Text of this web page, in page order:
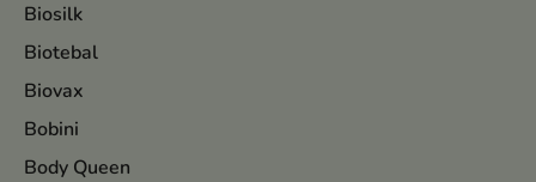
Biosilk
Biotebal
Biovax
Bobini
Body Queen